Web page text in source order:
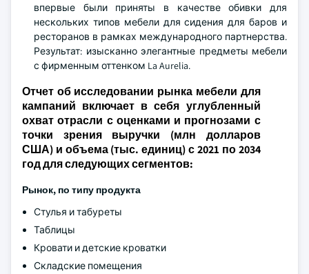
впервые были приняты в качестве обивки для
нескольких типов мебели для сидения для баров и
ресторанов в рамках международного партнерства.
Результат: изысканно элегантные предметы мебели
с фирменным оттенком La Aurelia.
Отчет об исследовании рынка мебели для
кампаний включает в себя углубленный
охват отрасли с оценками и прогнозами с
точки зрения выручки (млн долларов
США) и объема (тыс. единиц) с 2021 по 2034
год для следующих сегментов:
Рынок, по типу продукта
Стулья и табуреты
Таблицы
Кровати и детские кроватки
Складские помещения